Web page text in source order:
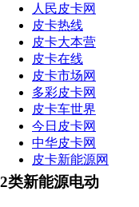
人民皮卡网
皮卡热线
皮卡大本营
皮卡在线
皮卡市场网
多彩皮卡网
皮卡车世界
今日皮卡网
中华皮卡网
皮卡新能源网
2类新能源电动